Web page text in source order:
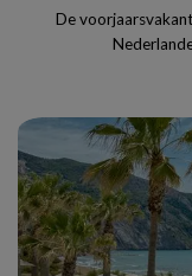
De